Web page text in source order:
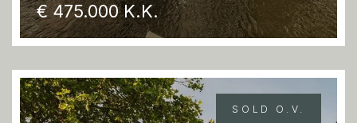
€ 475.000 K.K.
SOLD O.V.